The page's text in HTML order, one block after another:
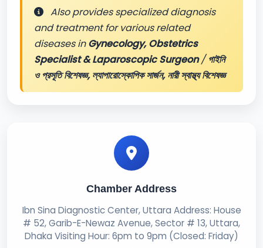
Also provides specialized diagnosis
and treatment for various related
diseases inGynecology, Obstetrics
Specialist & Laparoscopic Surgeon/গাইনি
ও প্রসূতি বিশেষজ্ঞ, ল্যাপারোস্কোপিক সার্জন, নারী স্বাস্থ্য বিশেষজ্ঞ
Chamber Address
Ibn Sina Diagnostic Center, Uttara Address: House
# 52, Garib-E-Newaz Avenue, Sector # 13, Uttara,
Dhaka Visiting Hour: 6pm to 9pm (Closed: Friday)